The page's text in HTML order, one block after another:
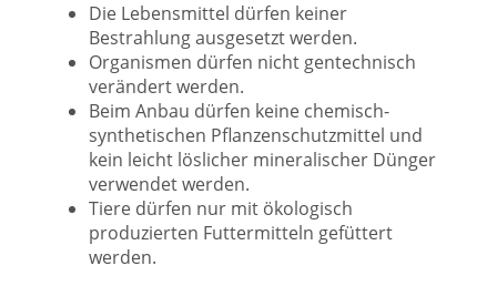
Die Lebensmittel dürfen keiner
Bestrahlung ausgesetzt werden.
Organismen dürfen nicht gentechnisch
verändert werden.
Beim Anbau dürfen keine chemisch-
synthetischen Pflanzenschutzmittel und
kein leicht löslicher mineralischer Dünger
verwendet werden.
Tiere dürfen nur mit ökologisch
produzierten Futtermitteln gefüttert
werden.